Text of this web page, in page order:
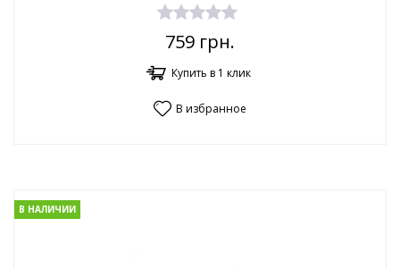
759 грн.
Купить в 1 клик
В избранное
В НАЛИЧИИ